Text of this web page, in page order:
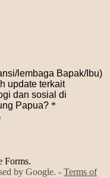
lembaga Bapak/Ibu)
update terkait
dan sosial di
Papua? *
Forms.
by Google. - Terms of